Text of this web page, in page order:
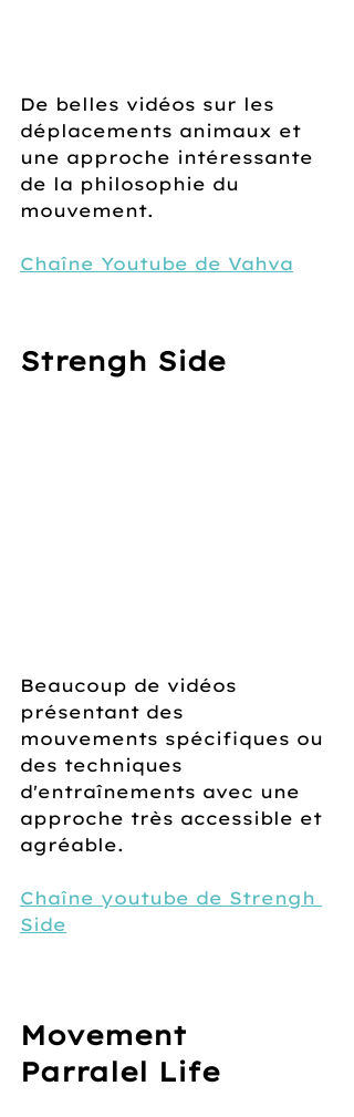
De belles vidéos sur les
déplacements animaux et
une approche intéressante
de la philosophie du
mouvement.
Chaîne Youtube de Vahva
Strengh Side
Beaucoup de vidéos
présentant des
mouvements spécifiques ou
des techniques
d'entraînements avec une
approche très accessible et
agréable.
Chaîne youtube de Strengh
Side
Movement
Parralel Life